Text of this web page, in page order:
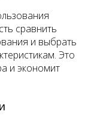
сравнить
и выбрать
Это
и экономит